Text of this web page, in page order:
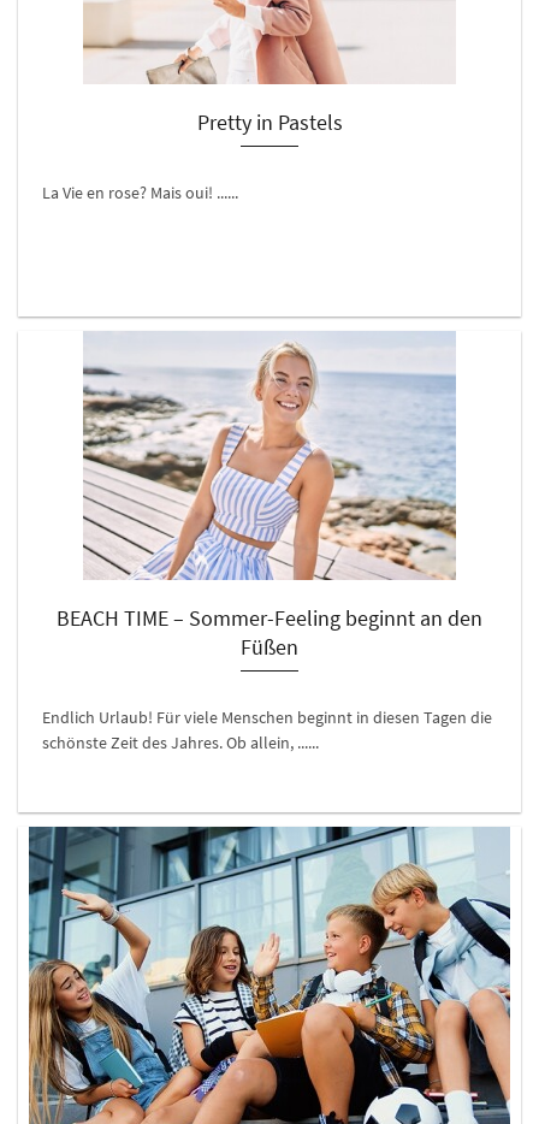
Pretty in Pastels
La Vie en rose? Mais oui! ......
BEACH TIME – Sommer-Feeling beginnt an den
Füßen
Endlich Urlaub! Für viele Menschen beginnt in diesen Tagen die
schönste Zeit des Jahres. Ob allein, ......